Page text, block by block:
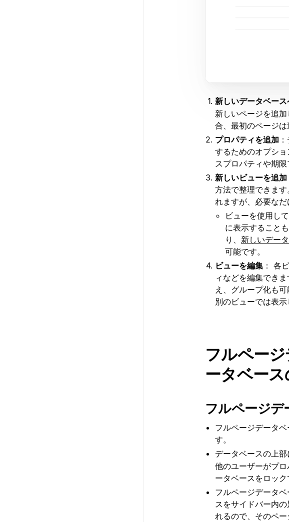
新しいデータベース
新しいページを追
合、最初のページは
プロパティを追加
するためのオプシ
スプロパティや期
新しいビューを追加
方法で整理できま
れますが、必要なだ
ビューを使用し
に表示すること
り、 新しいデー
可能です。
ビューを編集 ： 各
ィなどを編集でき
え、グループ化も
別のビューでは表示
フルペー
ータベー
フルページデ
フルページデータ
す。
データベースの上部
他のユーザーがプ
ータベースをロック
フルページデータ
スをサイドバー内
れるので、そのペー